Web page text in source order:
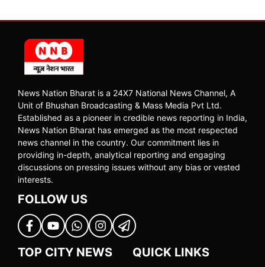
News Nation Bharat is a 24X7 National News Channel, A
Unit of Bhushan Broadcasting & Mass Media Pvt Ltd.
Established as a pioneer in credible news reporting in India,
News Nation Bharat has emerged as the most respected
news channel in the country. Our commitment lies in
providing in-depth, analytical reporting and engaging
discussions on pressing issues without any bias or vested
interests.
FOLLOW US
TOP CITY NEWS QUICK LINKS